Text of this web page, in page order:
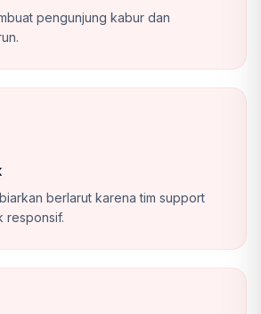
pengunjung kabur dan
berlarut karena tim support
responsif.